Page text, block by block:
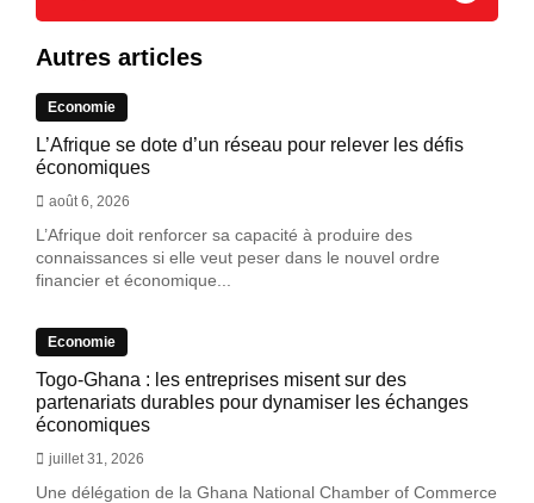
Autres articles
Economie
L’Afrique se dote d’un réseau pour relever les défis
économiques
août 6, 2026
L’Afrique doit renforcer sa capacité à produire des
connaissances si elle veut peser dans le nouvel ordre
financier et économique...
Economie
Togo-Ghana : les entreprises misent sur des
partenariats durables pour dynamiser les échanges
économiques
juillet 31, 2026
Une délégation de la Ghana National Chamber of Commerce